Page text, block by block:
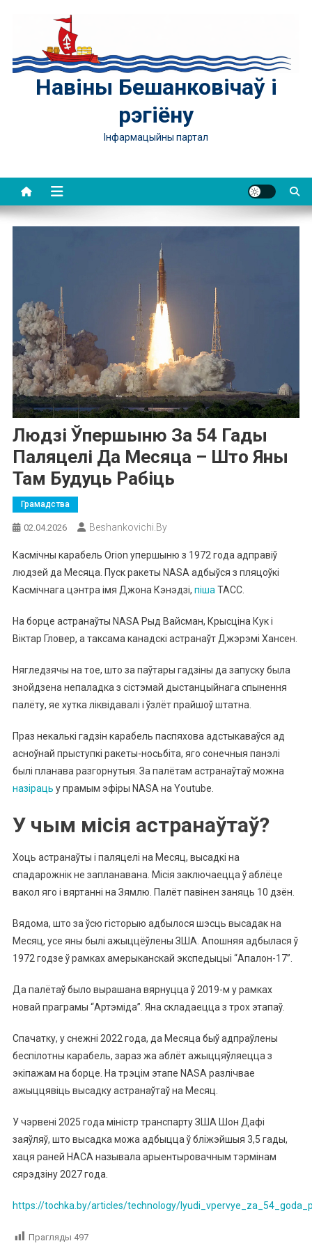
Навіны Бешанковічаў і
рэгіёну
Інфармацыйны партал
Людзі Ўпершыню За 54 Гады
Паляцелі Да Месяца – Што Яны
Там Будуць Рабіць
Грамадства
02.04.2026 Beshankovichi.by
Касмічны карабель Orion упершыню з 1972 года адправіў
людзей да Месяца. Пуск ракеты NASA адбыўся з пляцоўкі
Касмічнага цэнтра імя Джона Кэнэдзі, піша ТАСС.
На борце астранаўты NASA Рыд Вайсман, Крысціна Кук і
Віктар Гловер, а таксама канадскі астранаўт Джэрэмі Хансен.
Нягледзячы на ​​тое, што за паўтары гадзіны да запуску была
знойдзена непаладка з сістэмай дыстанцыйнага спынення
палёту, яе хутка ліквідавалі і ўзлёт прайшоў штатна.
Праз некалькі гадзін карабель паспяхова адстыкаваўся ад
асноўнай прыступкі ракеты-носьбіта, яго сонечныя панэлі
былі планава разгорнутыя. За палётам астранаўтаў можна
назіраць у прамым эфіры NASA на Youtube.
У чым місія астранаўтаў?
Хоць астранаўты і паляцелі на Месяц, высадкі на
спадарожнік не запланавана. Місія заключаецца ў аблёце
вакол яго і вяртанні на Зямлю. Палёт павінен заняць 10 дзён.
Вядома, што за ўсю гісторыю адбылося шэсць высадак на
Месяц, усе яны былі ажыццёўлены ЗША. Апошняя адбылася ў
1972 годзе ў рамках амерыканскай экспедыцыі “Апалон-17”.
Да палётаў было вырашана вярнуцца ў 2019-м у рамках
новай праграмы “Артэміда”. Яна складаецца з трох этапаў.
Спачатку, у снежні 2022 года, да Месяца быў адпраўлены
беспілотны карабель, зараз жа аблёт ажыццяўляецца з
экіпажам на борце. На трэцім этапе NASA разлічвае
ажыццявіць высадку астранаўтаў на Месяц.
У чэрвені 2025 года міністр транспарту ЗША Шон Дафі
заяўляў, што высадка можа адбыцца ў бліжэйшыя 3,5 гады,
хаця раней НАСА называла арыентыровачным тэрмінам
сярэдзіну 2027 года.
https://tochka.by/articles/technology/
Прагляды 497